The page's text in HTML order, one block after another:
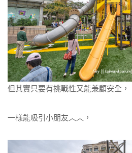
但其實只要有挑戰性又能兼顧安全，
一樣能吸引小朋友︿︿，